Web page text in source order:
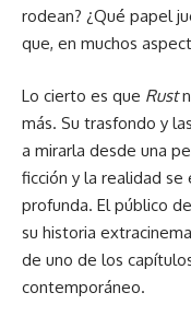
rodean? ¿Qué papel
que, en muchos
Lo cierto es que Rust
más. Su trasfondo y
a mirarla desde una
ficción y la realidad
profunda. El público
su historia
de uno de los
contemporáneo.